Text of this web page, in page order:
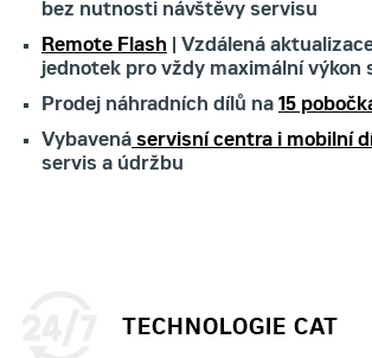
bez nutnosti návštěvy servisu
Remote Flash | Vzdálená
jednotek pro vždy maximální výkon
Prodej náhradních dílů na 15
Vybavená servisní centra i mobilní
servis a údržbu
TECHNOLOGIE CAT